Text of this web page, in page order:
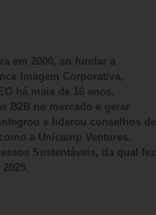
em 2000, ao fundar a
Imagem Corporativa,
há mais de 16 anos,
B2B no mercado e gerar
e liderou conselhos de
a Unicamp Ventures,
Sustentáveis, da qual fez